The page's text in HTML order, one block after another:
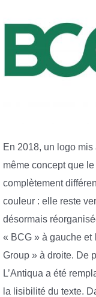
En 2018, un logo
même concept que
complètement
couleur : elle reste
désormais
« BCG » à gauche et
Group » à droite. De
L’Antiqua a été
la lisibilité du texte.